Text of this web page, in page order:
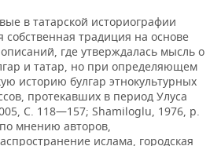
в татарской историографии
собственная традиция на основе
где утверждалась мысль о
и татар, но при определяющем
историю булгар этнокультурных
протекавших в период Улуса
С. 118—157; Shamiloglu, 1976, р.
мнению авторов,
ислама, городская